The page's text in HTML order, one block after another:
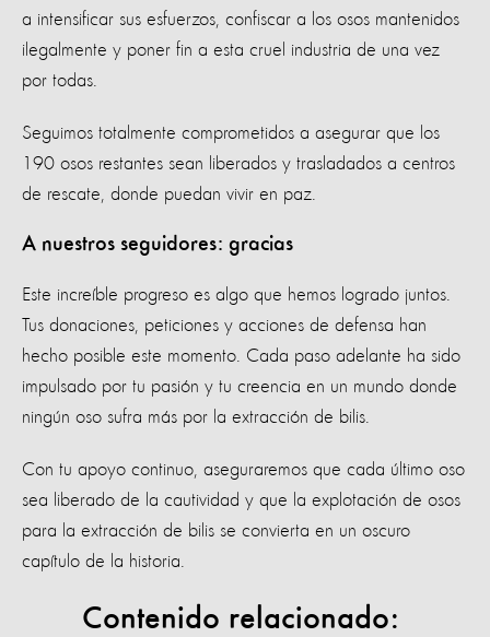
a intensificar sus esfuerzos, confiscar a los osos mantenidos
ilegalmente y poner fin a esta cruel industria de una vez
por todas.
Seguimos totalmente comprometidos a asegurar que los
190 osos restantes sean liberados y trasladados a centros
de rescate, donde puedan vivir en paz.
A nuestros seguidores: gracias
Este increíble progreso es algo que hemos logrado juntos.
Tus donaciones, peticiones y acciones de defensa han
hecho posible este momento. Cada paso adelante ha sido
impulsado por tu pasión y tu creencia en un mundo donde
ningún oso sufra más por la extracción de bilis.
Con tu apoyo continuo, aseguraremos que cada último oso
sea liberado de la cautividad y que la explotación de osos
para la extracción de bilis se convierta en un oscuro
capítulo de la historia.
Contenido relacionado: